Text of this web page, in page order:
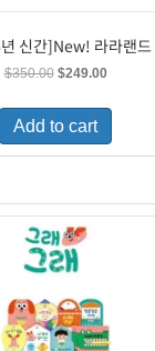
신간]New! 라라랜드
$350.00 Original
was:
$350.00.
$249.00Current
is:
Add to cart